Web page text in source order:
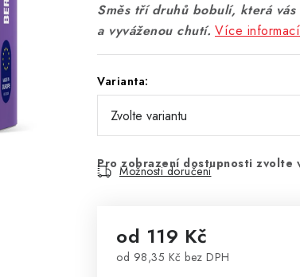
Směs tří druhů bobulí, která
a vyváženou chutí. Více informací
Varianta:
Pro zobrazení dostupnosti zvolte
Možnosti doručení
od 119 Kč
od 98,35 Kč bez DPH